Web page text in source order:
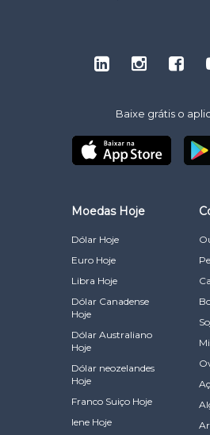
Baixe grátis o
Moedas Hoje
Dólar Hoje
Euro Hoje
Libra Hoje
Dólar Canadense
Hoje
Dólar Australiano
Hoje
Dólar neozelandes
Hoje
Franco Suiço Hoje
Iene Hoje